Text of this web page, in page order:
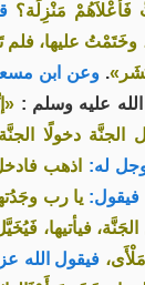
فَأَعْلاَهُمْ مَنْزِلَة؟
عليها، فلم
. وعن ابن
عليه وسلم :
الجنَّة دخولًا
له: اذهب
فيقول: يا رب
فيأتيها، فَيُخَيَّل
فيقول الله